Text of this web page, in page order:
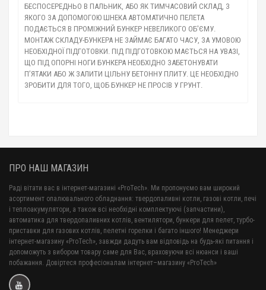
БЕСПОСЕРЕДНЬО В ПАЛЬНИК, АБО ЯК ТИМЧАСОВИЙ СКЛАД, З
ЯКОГО ЗА ДОПОМОГОЮ ШНЕКА АВТОМАТИЧНО ПЕЛЕТА
ПОДАЄТЬСЯ В ПРОМІЖНИЙ БУНКЕР НЕВЕЛИКОГО ОБ'ЄМУ.
МОНТАЖ СКЛАДУ-БУНКЕРА НЕ ЗАЙМАЄ БАГАТО ЧАСУ, ЗА УМОВОЮ
НЕОБХІДНОЇ ПІДГОТОВКИ. ПІД ПІДГОТОВКОЮ МАЄТЬСЯ НА УВАЗІ,
ЩО ПІД ОПОРНІ НОГИ БУНКЕРА НЕОБХІДНО ЗАБЕТОНУВАТИ
П’ЯТАКИ АБО Ж ЗАЛИТИ ЦІЛЬНУ БЕТОННУ ПЛИТУ. ЦЕ НЕОБХІДНО
ЗРОБИТИ ДЛЯ ТОГО, ЩОБ БУНКЕР НЕ ПРОСІВ У ГРУНТ.
ПРО НАШ МАГАЗИН
Раді вітати вас в інтернет-магазині «ProTech». Ми пропонуємо вам широкий
асортимент опалювального обладнання: твердопаливні котли, газові котли, печі
і теплоакумулятори, а також всі необхідні комплектуючі (запчастини),
автоматика для твердопаливних котлів, вентилятори, бункери для пелет, турбо-
приставки для газових котлів, пелетні горелки і багато іншого! Менеджери
інтернет-магазину «ProTech», завжди дадуть вам відповідь на будь-які питання і
допоможуть з вибором товару саме для Вас, враховуючи всі нюанси і ваші
побажання. Довіртеся професіоналам інтернет–магазину «ProTech»